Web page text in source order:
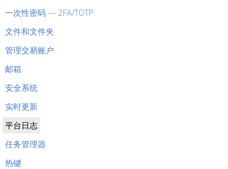
一次性密码 — 2FA/TOTP
文件和文件夹
管理交易账户
邮箱
安全系统
实时更新
平台日志
任务管理器
热键